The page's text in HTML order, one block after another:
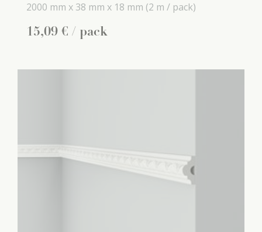
2000 mm x 38 mm x 18 mm (2 m / pack)
15,09 € / pack